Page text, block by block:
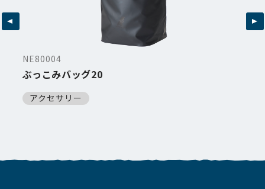
NE80004
ぶっこみバッグ20
アクセサリー